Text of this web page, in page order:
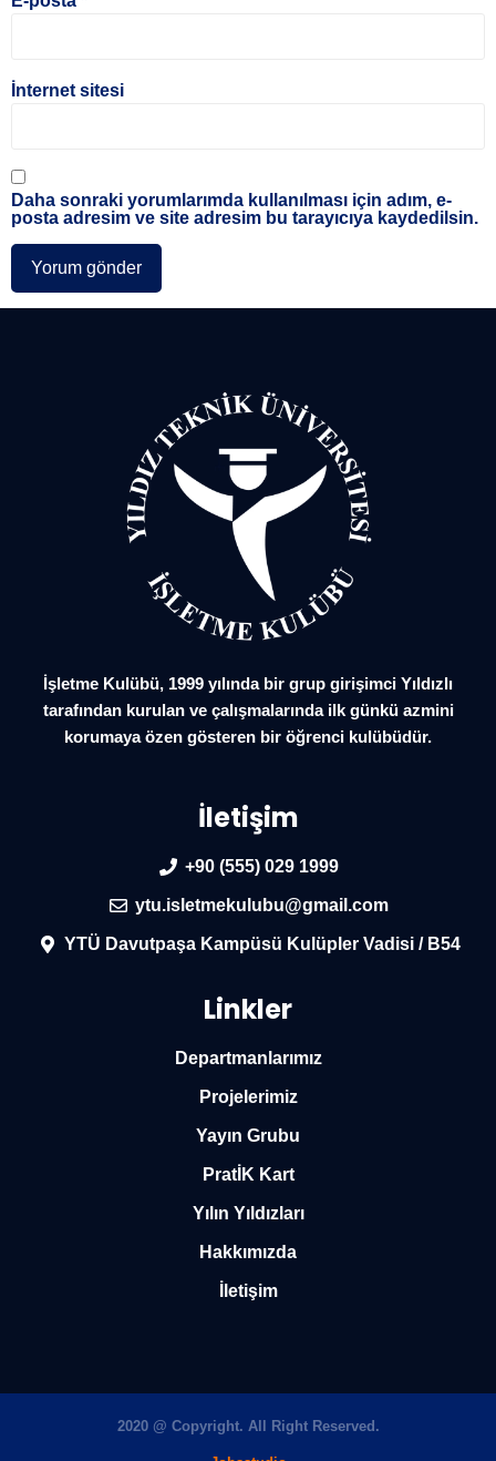
İnternet sitesi
Daha sonraki yorumlarımda kullanılması için adım, e-
posta adresim ve site adresim bu tarayıcıya kaydedilsin.
İşletme Kulübü, 1999 yılında bir grup girişimci Yıldızlı
tarafından kurulan ve çalışmalarında ilk günkü azmini
korumaya özen gösteren bir öğrenci kulübüdür.
İletişim
+90 (555) 029 1999
ytu.isletmekulubu@gmail.com
YTÜ Davutpaşa Kampüsü Kulüpler Vadisi / B54
Linkler
Departmanlarımız
Projelerimiz
Yayın Grubu
PratİK Kart
Yılın Yıldızları
Hakkımızda
İletişim
2020 @ Copyright. All Right Reserved.